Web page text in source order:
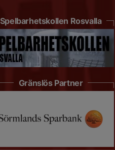
Spelbarhetskollen Rosvalla
Gränslös Partner